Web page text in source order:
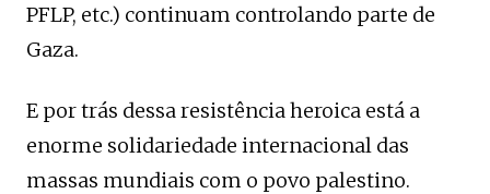
PFLP, etc.) continuam controlando parte de
Gaza.
E por trás dessa resistência heroica está a
enorme solidariedade internacional das
massas mundiais com o povo palestino.